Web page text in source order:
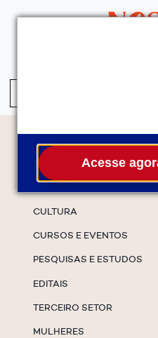
Acesse
Temas
CULTURA
CURSOS E EVENTOS
PESQUISAS E ESTUDOS
EDITAIS
TERCEIRO SETOR
MULHERES